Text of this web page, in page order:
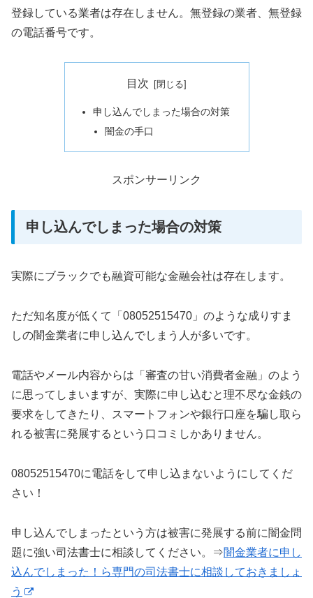
登録している業者は存在しません。無登録の業者、無登録
の電話番号です。
目次
申し込んでしまった場合の対策
闇金の手口
スポンサーリンク
申し込んでしまった場合の対策
実際にブラックでも融資可能な金融会社は存在します。
ただ知名度が低くて「08052515470」のような成りすま
しの闇金業者に申し込んでしまう人が多いです。
電話やメール内容からは「審査の甘い消費者金融」のよう
に思ってしまいますが、実際に申し込むと理不尽な金銭の
要求をしてきたり、スマートフォンや銀行口座を騙し取ら
れる被害に発展するという口コミしかありません。
08052515470に電話をして申し込まないようにしてくだ
さい！
申し込んでしまったという方は被害に発展する前に闇金問
題に強い司法書士に相談してください。⇒闇金業者に申し
込んでしまった！ら専門の司法書士に相談しておきましょ
う